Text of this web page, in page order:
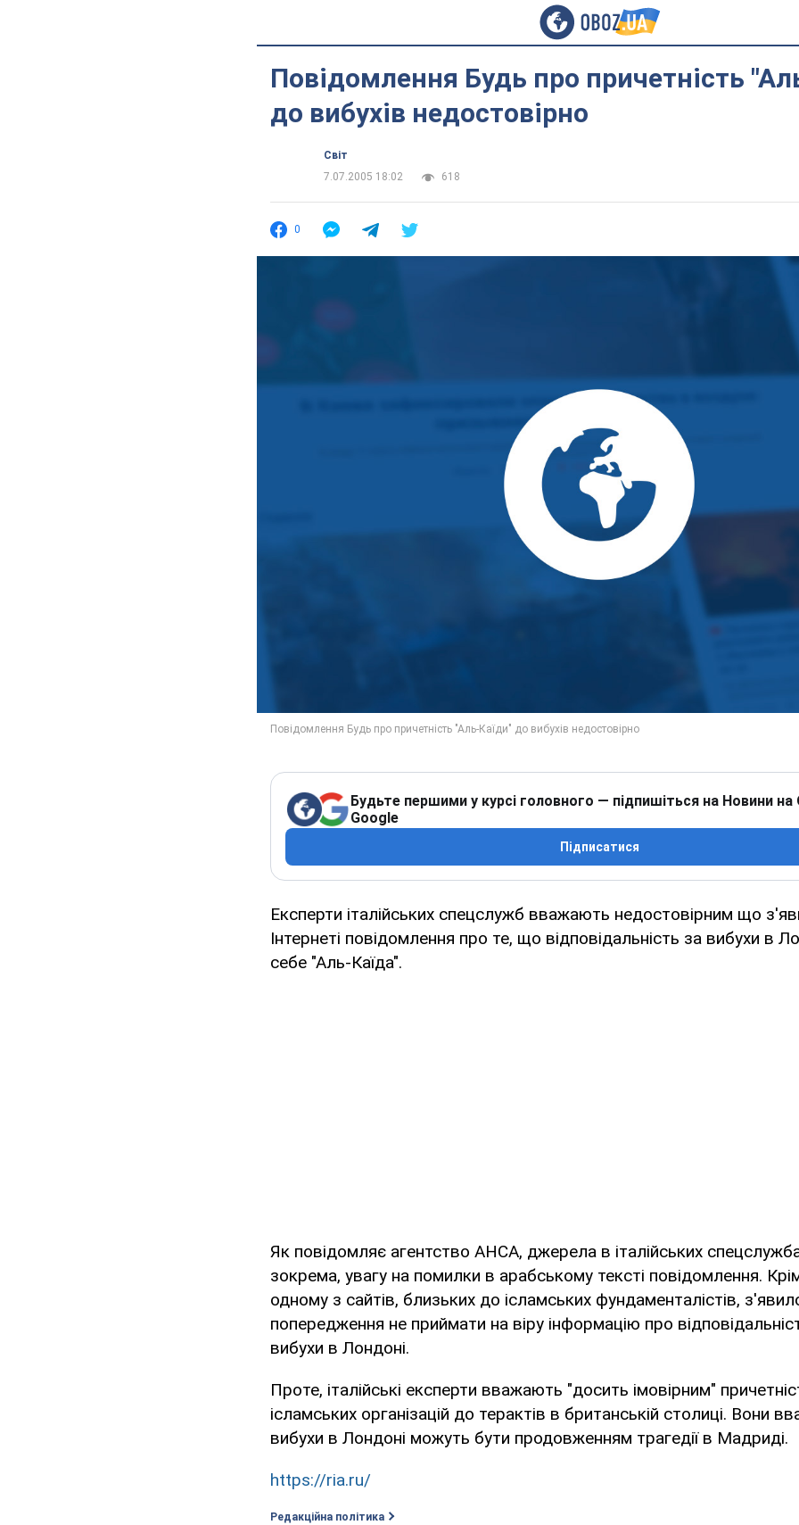
Повідомлення Будь про причетність
до вибухів недостовірно
Світ
7.07.2005 18:02
618
0
Будьте першими у курсі головного — підпишіться на Новини на
Google
Підписатися
Експерти італійських спецслужб вважають недостовірним що
Інтернеті повідомлення про те, що відповідальність за вибухи в
себе "Аль-Каїда".
Як повідомляє агентство АНСА, джерела в італійських
зокрема, увагу на помилки в арабському тексті повідомлення.
одному з сайтів, близьких до ісламських фундаменталістів,
попередження не приймати на віру інформацію про
вибухи в Лондоні.
Проте, італійські експерти вважають "досить імовірним"
ісламських організацій до терактів в британській столиці. Вони
вибухи в Лондоні можуть бути продовженням трагедії в Мадриді.
https://ria.ru/
Редакційна політика